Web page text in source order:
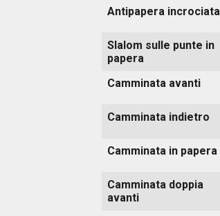
Antipapera incrociata
Slalom sulle punte in
papera
Camminata avanti
Camminata indietro
Camminata in papera
Camminata doppia
avanti